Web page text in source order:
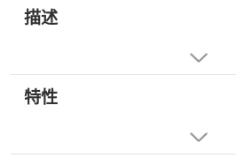
描述
特性